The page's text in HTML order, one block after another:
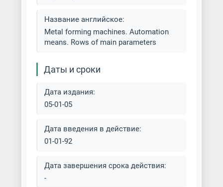
Пуклевочные прессы
Станки для холодной ковки
Штамповочные станки
Название английское:
Metal forming machines. Automation
means. Rows of main parameters
Даты и сроки
Дата издания:
05-01-05
Дата введения в действие:
01-01-92
Дата завершения срока действия:
-